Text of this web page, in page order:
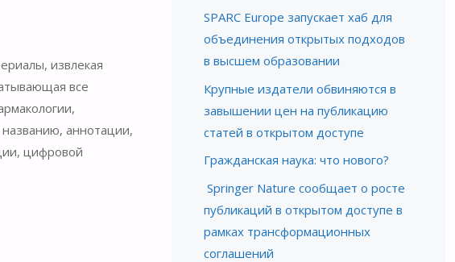
извлекая
все
аннотации,
цифровой
SPARC Europe запускает хаб для
объединения открытых подходов
в высшем образовании
Крупные издатели обвиняются в
завышении цен на публикацию
статей в открытом доступе
Гражданская наука: что нового?
Springer Nature сообщает о росте
публикаций в открытом доступе в
рамках трансформационных
соглашений